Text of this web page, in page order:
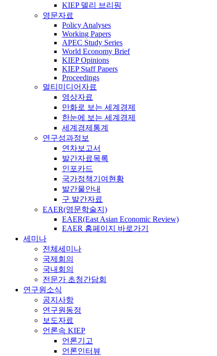
KIEP 델리 브리핑
영문자료
Policy Analyses
Working Papers
APEC Study Series
World Economy Brief
KIEP Opinions
KIEP Staff Papers
Proceedings
멀티미디어자료
영상자료
만화로 보는 세계경제
한눈에 보는 세계경제
세계경제통계
연구성과정보
연차보고서
발간자료목록
인포카드
국가정책기여현황
발간물안내
구 발간자료
EAER(영문학술지)
EAER(East Asian Economic Review)
EAER 홈페이지 바로가기
세미나
전체세미나
국제회의
국내회의
전문가 초청간담회
연구원소식
공지사항
연구원동정
보도자료
언론속 KIEP
언론기고
언론인터뷰